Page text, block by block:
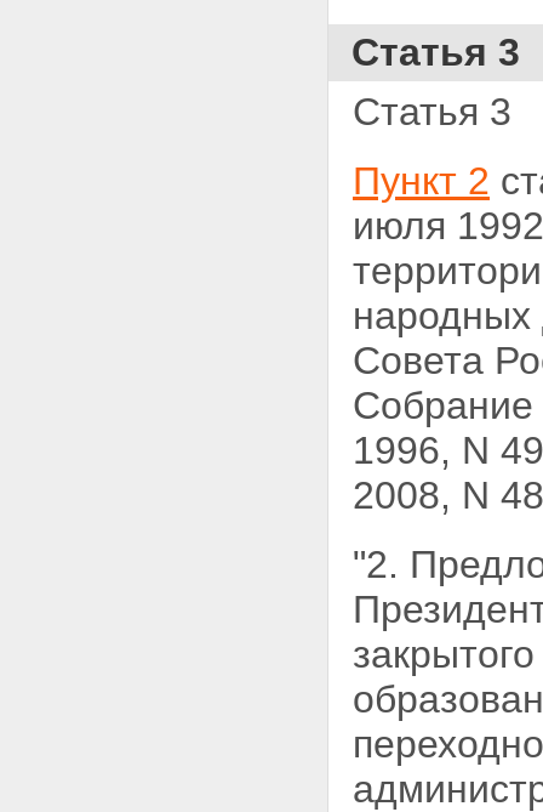
Статья 3
Статья 3
Пункт 2
июля
народных
Совета
Собрание
1996, N
2008, N
"2.